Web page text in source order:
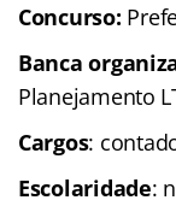
Concurso:
Banca
Planejamento
Cargos:
Escolaridade: